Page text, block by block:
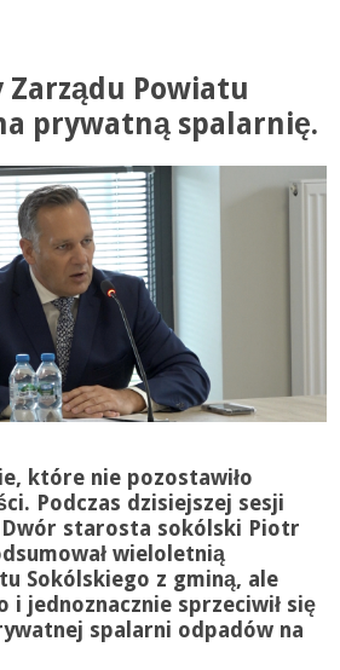
Zarządu Powiatu
prywatną spalarnię.
które nie pozostawiło
Podczas dzisiejszej sesji
Dwór starosta sokólski Piotr
wieloletnią
Sokólskiego z gminą, ale
i jednoznacznie sprzeciwił się
spalarni odpadów na